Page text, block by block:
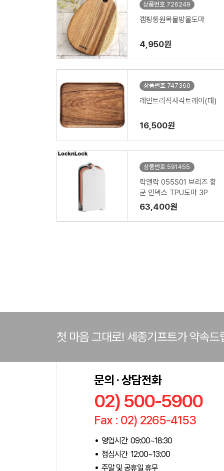
상품번호 726249
캠핑통원목물방울도마
4,950원
상품번호 747360
레인트리직사각트레이(대)
16,500원
상품번호 591455
락앤락 055S01 브리즈 항
균 인덱스 TPU도마 3P
63,400원
첫 마음 그대로! 세종기프트가 약속드
문의 · 상담전화
02) 500-5900
Fax : 02) 2265-4153
영업시간 09:00~18:30
점심시간 12:00~13:00
주말 및 공휴일 휴무